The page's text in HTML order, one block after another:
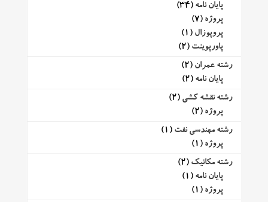
پایان نامه (34)
پروژه (7)
پروپوزال (1)
پاورپوینت (2)
رشته عمران (2)
پایان نامه (2)
رشته نقشه کشی (2)
پروژه (2)
رشته مهندسی نفت (1)
پروژه (1)
رشته مکانیک (2)
پایان نامه (1)
پروژه (1)